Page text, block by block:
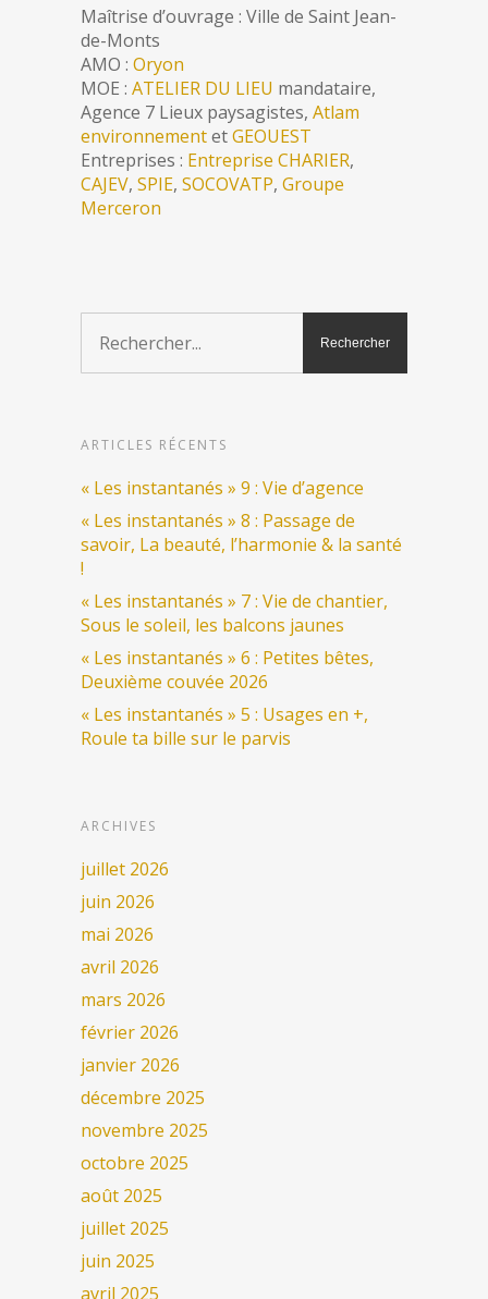
Maîtrise d’ouvrage : Ville de Saint Jean-
de-Monts
AMO : Oryon
MOE : ATELIER DU LIEU mandataire,
Agence 7 Lieux paysagistes, Atlam
environnementetGEOUEST
Entreprises : Entreprise CHARIER,
CAJEV, SPIE, SOCOVATP, Groupe
Merceron
ARTICLES RÉCENTS
« Les instantanés » 9 : Vie d’agence
« Les instantanés » 8 : Passage de
savoir, La beauté, l’harmonie & la santé
!
« Les instantanés » 7 : Vie de chantier,
Sous le soleil, les balcons jaunes
« Les instantanés » 6 : Petites bêtes,
Deuxième couvée 2026
« Les instantanés » 5 : Usages en +,
Roule ta bille sur le parvis
ARCHIVES
juillet 2026
juin 2026
mai 2026
avril 2026
mars 2026
février 2026
janvier 2026
décembre 2025
novembre 2025
octobre 2025
août 2025
juillet 2025
juin 2025
avril 2025